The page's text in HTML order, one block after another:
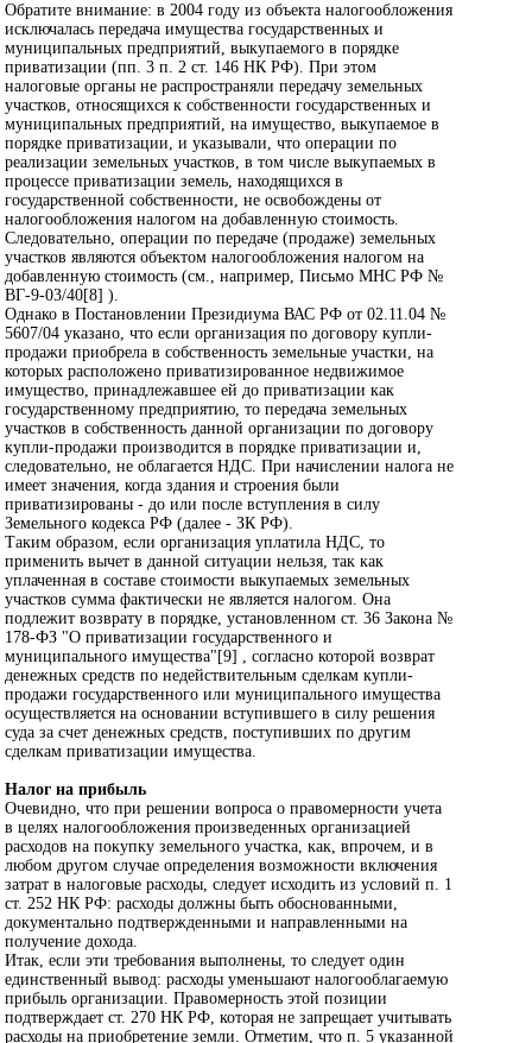
Обратите внимание: в 2004 году из объекта налогообложения
исключалась передача имущества государственных и
муниципальных предприятий, выкупаемого в порядке
приватизации (пп. 3 п. 2 ст. 146 НК РФ). При этом
налоговые органы не распространяли передачу земельных
участков, относящихся к собственности государственных и
муниципальных предприятий, на имущество, выкупаемое в
порядке приватизации, и указывали, что операции по
реализации земельных участков, в том числе выкупаемых в
процессе приватизации земель, находящихся в
государственной собственности, не освобождены от
налогообложения налогом на добавленную стоимость.
Следовательно, операции по передаче (продаже) земельных
участков являются объектом налогообложения налогом на
добавленную стоимость (см., например, Письмо МНС РФ №
ВГ-9-03/40[8] ).
Однако в Постановлении Президиума ВАС РФ от 02.11.04 №
5607/04 указано, что если организация по договору купли-
продажи приобрела в собственность земельные участки, на
которых расположено приватизированное недвижимое
имущество, принадлежавшее ей до приватизации как
государственному предприятию, то передача земельных
участков в собственность данной организации по договору
купли-продажи производится в порядке приватизации и,
следовательно, не облагается НДС. При начислении налога не
имеет значения, когда здания и строения были
приватизированы - до или после вступления в силу
Земельного кодекса РФ (далее - ЗК РФ).
Таким образом, если организация уплатила НДС, то
применить вычет в данной ситуации нельзя, так как
уплаченная в составе стоимости выкупаемых земельных
участков сумма фактически не является налогом. Она
подлежит возврату в порядке, установленном ст. 36 Закона №
178-ФЗ "О приватизации государственного и
муниципального имущества"[9] , согласно которой возврат
денежных средств по недействительным сделкам купли-
продажи государственного или муниципального имущества
осуществляется на основании вступившего в силу решения
суда за счет денежных средств, поступивших по другим
сделкам приватизации имущества.
Налог на прибыль
Очевидно, что при решении вопроса о правомерности учета
в целях налогообложения произведенных организацией
расходов на покупку земельного участка, как, впрочем, и в
любом другом случае определения возможности включения
затрат в налоговые расходы, следует исходить из условий п. 1
ст. 252 НК РФ: расходы должны быть обоснованными,
документально подтвержденными и направленными на
получение дохода.
Итак, если эти требования выполнены, то следует один
единственный вывод: расходы уменьшают налогооблагаемую
прибыль организации. Правомерность этой позиции
подтверждает ст. 270 НК РФ, которая не запрещает учитывать
расходы на приобретение земли. Отметим, что п. 5 указанной